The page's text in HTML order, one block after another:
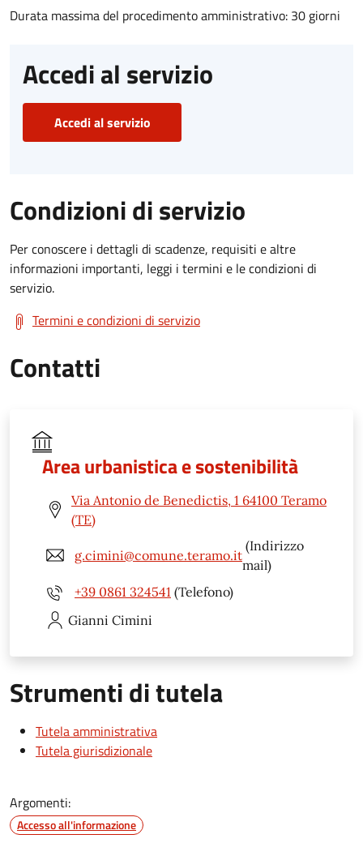
Durata massima del procedimento amministrativo: 30 giorni
Accedi al servizio
Accedi al servizio
Condizioni di servizio
Per conoscere i dettagli di scadenze, requisiti e altre
informazioni importanti, leggi i termini e le condizioni di
servizio.
Termini e condizioni di servizio
Contatti
Area urbanistica e sostenibilità
Via Antonio de Benedictis, 1 64100 Teramo
(TE)
g.cimini@comune.teramo.it
(Indirizzo
mail)
+39 0861 324541 (Telefono)
Gianni Cimini
Strumenti di tutela
Tutela amministrativa
Tutela giurisdizionale
Argomenti:
Accesso all'informazione